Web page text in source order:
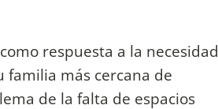
respuesta a la necesidad
familia más cercana de
de la falta de espacios